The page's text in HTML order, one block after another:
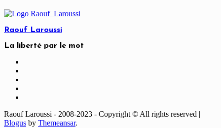
Raouf Laroussi
La liberté par le mot
Raouf Laroussi - 2008-2023 - Copyright © All rights reserved |
Blogus by Themeansar.